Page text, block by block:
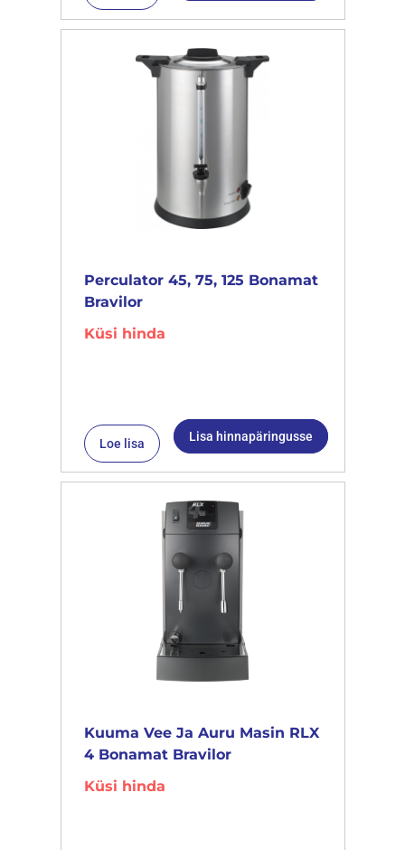
Perculator 45, 75, 125 Bonamat
Bravilor
Küsi hinda
Loe lisa Lisa hinnapäringusse
Kuuma Vee Ja Auru Masin RLX
4 Bonamat Bravilor
Küsi hinda